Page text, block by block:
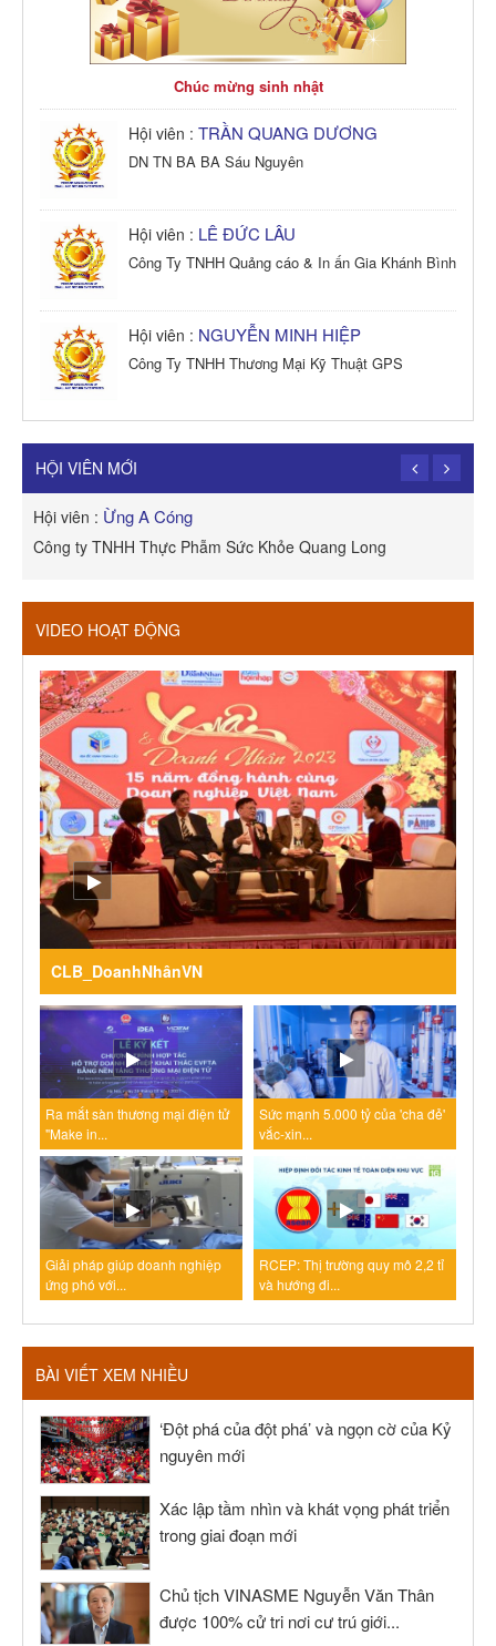
Chúc mừng sinh nhật
Hội viên : TRẦN QUANG DƯƠNG
DN TN BA BA Sáu Nguyên
Hội viên : LÊ ĐỨC LÂU
Công Ty TNHH Quảng cáo & In ấn Gia Khánh Bình
Hội viên : NGUYỄN MINH HIỆP
Công Ty TNHH Thương Mại Kỹ Thuật GPS
Công Ty TNHH Dịch vụ Cuộc Sống Hạnh Phúc
HỘI VIÊN MỚI
Hội viên : Ừng A Cóng
Công ty TNHH Thực Phẫm Sức Khỏe Quang Long
VIDEO HOẠT ĐỘNG
CLB_DoanhNhânVN
Ra mắt sàn thương mại điện tử
"Make in...
Sức mạnh 5.000 tỷ của 'cha đẻ'
vắc-xin...
Giải pháp giúp doanh nghiệp
ứng phó với...
RCEP: Thị trường quy mô 2,2 tỉ
và hướng đi...
BÀI VIẾT XEM NHIỀU
‘Đột phá của đột phá’ và ngọn cờ của Kỷ
nguyên mới
Xác lập tầm nhìn và khát vọng phát triển
trong giai đoạn mới
Chủ tịch VINASME Nguyễn Văn Thân
được 100% cử tri nơi cư trú giới...